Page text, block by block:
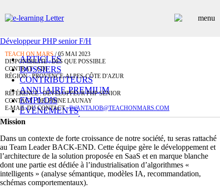
ARTICLES
DOSSIERS
CONTRIBUTEURS
ANNUAIRE PREMIUM
EMPLOIS
ÉVÉNEMENTS
COMMUNIQUÉS
INSCRIPTION NEWSLETTER
Développeur PHP senior F/H
TEACH ON MARS / 05 MAI 2023
DISPONIBILITÉ : DÈS QUE POSSIBLE
CONTRAT : CDI
RÉGION : PROVENCE-ALPES-CÔTE D'AZUR
RÉFÉRENCE : DÉVELOPPEUR PHP SENIOR
CONTACT : DELPHINE LAUNAY
E-MAIL DU CONTACT :IWANTAJOB@TEACHONMARS.COM
Mission
Dans un contexte de forte croissance de notre société, tu seras rattaché
au Team Leader BACK-END. Cette équipe gère le développement et
l’architecture de la solution proposée en SaaS et en marque blanche
dont une partie est dédiée à l’industrialisation d’algorithmes «
intelligents » (analyse sémantique, modèles IA, recommandation,
schémas comportementaux).